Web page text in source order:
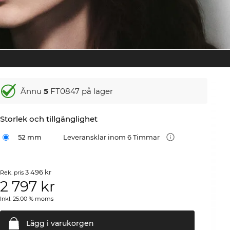
Ännu5 FT0847 på lager
Storlek och tillgänglighet
52 mm Leveransklar inom 6 Timmar
Rek. pris3 496 kr
2 797 kr
Inkl. 25.00 % moms
Lägg i varukorgen